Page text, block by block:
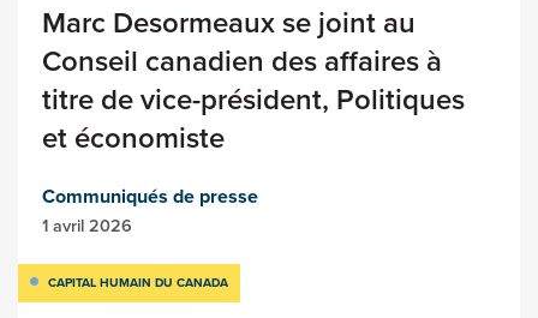
Marc Desormeaux se joint au
Conseil canadien des affaires à
titre de vice-président, Politiques
et économiste
Communiqués de presse
1 avril 2026
CAPITAL HUMAIN DU CANADA